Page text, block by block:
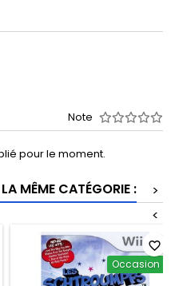
Note
pour le moment.
MÊME CATÉGORIE :
>
<
Occasion
favorite_border